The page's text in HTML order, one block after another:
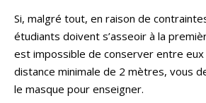
Si, malgré tout, en raison de
étudiants doivent s’asseoir à la
est impossible de conserver entre
distance minimale de 2 mètres, vous
le masque pour enseigner.